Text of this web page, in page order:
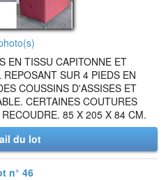
EN TISSU CAPITONNE ET
SUR 4 PIEDS EN
COUSSINS D'ASSISES ET
CERTAINES COUTURES
85 X 205 X 84 CM.
du lot
n° 46